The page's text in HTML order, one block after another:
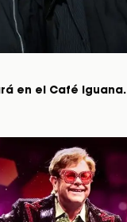
en el Café Iguana.